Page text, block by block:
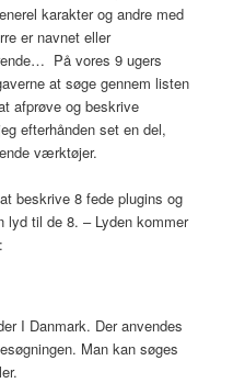
karakter og andre med
er navnet eller
På vores 9 ugers
at søge gennem listen
afprøve og beskrive
efterhånden set en del,
værktøjer.
beskrive 8 fede plugins og
lyd til de 8. – Lyden kommer
I Danmark. Der anvendes
Man kan søges